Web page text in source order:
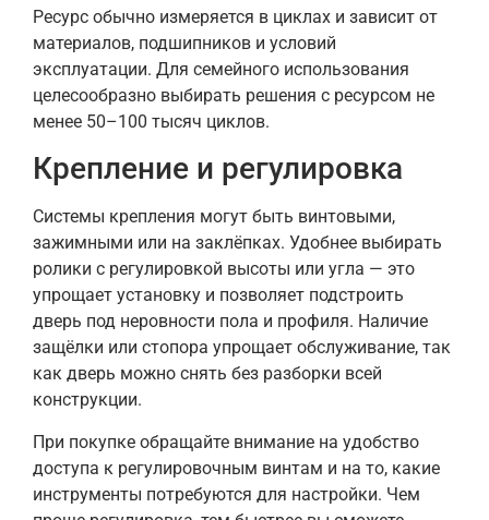
Ресурс обычно измеряется в циклах и зависит от
материалов, подшипников и условий
эксплуатации. Для семейного использования
целесообразно выбирать решения с ресурсом не
менее 50–100 тысяч циклов.
Крепление и регулировка
Системы крепления могут быть винтовыми,
зажимными или на заклёпках. Удобнее выбирать
ролики с регулировкой высоты или угла — это
упрощает установку и позволяет подстроить
дверь под неровности пола и профиля. Наличие
защёлки или стопора упрощает обслуживание, так
как дверь можно снять без разборки всей
конструкции.
При покупке обращайте внимание на удобство
доступа к регулировочным винтам и на то, какие
инструменты потребуются для настройки. Чем